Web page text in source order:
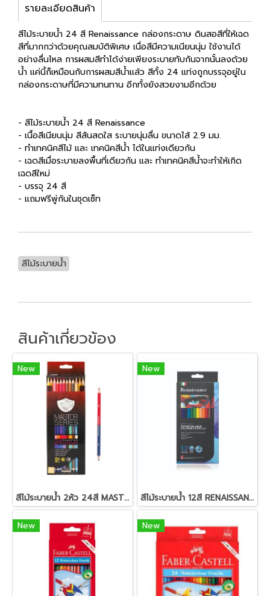
รายละเอียดสินค้า
สีไม้ระบายน้ำ 24 สี Renaissance กล่องกระดาษ ดินสอสีที่ให้เฉด
สีที่มากกว่าด้วยคุณสมบัติพิเศษ เนื่อสีมีความเนียนนุ่ม ใช้งานได้
อย่างลื่นไหล การผสมสีทำได้ง่ายเพียงระบายทับกันจากนั้นลงด้วย
น้ำ แค่นี้ก็เหมือนกับการผสมสีน้ำแล้ว สีทั้ง 24 แท่งถูกบรรจุอยู่ใน
กล่องกระดาษที่มีความทนทาน อีกทั้งยังสวยงามอีกด้วย
- สีไม้ระบายน้ำ 24 สี Renaissance
- เนื้อสีเนียนนุ่ม สีสันสดใส ระบายนุ่มลื่น ขนาดไส้ 2.9 มม.
- ทำเทคนิคสีไม้ และ เทคนิคสีน้ำ ได้ในแท่งเดียวกัน
- เฉดสีเมื่อระบายลงพื้นที่เดียวกัน และ ทำเทคนิคสีน้ำจะทำให้เกิด
เฉดสีใหม่
- บรรจุ 24 สี
- แถมฟรีพู่กันในชุดเซ็ท
สีไม้ระบายน้ำ
สินค้าเกี่ยวข้อง
New
สีไม้ระบายน้ำ 2หัว 24สี MASTER-ART
New
สีไม้ระบายน้ำ 12สี RENAISSANCE
New New